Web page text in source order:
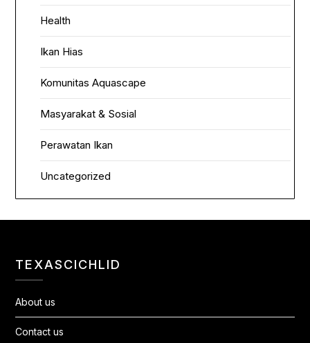
Health
Ikan Hias
Komunitas Aquascape
Masyarakat & Sosial
Perawatan Ikan
Uncategorized
TEXASCICHLID
About us
Contact us